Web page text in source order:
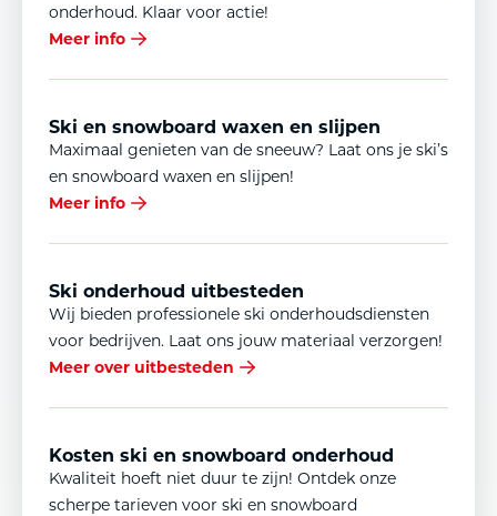
onderhoud. Klaar voor actie!
Meer info
Ski en snowboard waxen en slijpen
Maximaal genieten van de sneeuw? Laat ons je ski’s
en snowboard waxen en slijpen!
Meer info
Ski onderhoud uitbesteden
Wij bieden professionele ski onderhoudsdiensten
voor bedrijven. Laat ons jouw materiaal verzorgen!
Meer over uitbesteden
Kosten ski en snowboard onderhoud
Kwaliteit hoeft niet duur te zijn! Ontdek onze
scherpe tarieven voor ski en snowboard